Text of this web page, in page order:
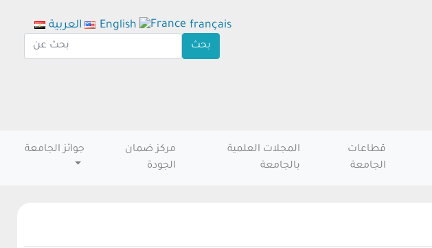
قطاعات
الجامعة
المجلات العلمية
بالجامعة
مركز ضمان
الجودة
جوائز الجامعة
العربية English français